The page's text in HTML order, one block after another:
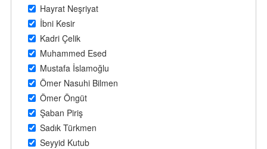
Hayrat Neşriyat
İbni Kesir
Kadri Çelik
Muhammed Esed
Mustafa İslamoğlu
Ömer Nasuhi Bilmen
Ömer Öngüt
Şaban Piriş
Sadık Türkmen
Seyyid Kutub